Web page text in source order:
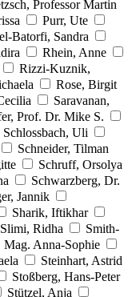
Professor Martin
Purr, Ute
Batorfi, Sandra
Rhein, Anne
Rizzi-Kuznik,
Rose, Birgit
Saravanan,
Prof. Dr. Mike S.
Schlossbach, Uli
Schneider, Tilman
Schruff, Orsolya
Schwarzberg, Dr.
Jannik
Sharik, Iftikhar
Slimi, Ridha
Smith-
Mag. Anna-Sophie
Steinhart, Astrid
Stoßberg, Hans-Peter
Stützel, Anja